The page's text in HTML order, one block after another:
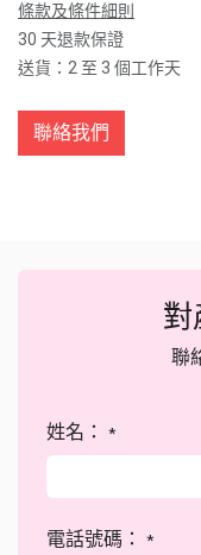
條款及條件細則
30 天退款保證
送貨：2 至 3 個工作天
聯絡我們
對
聯
姓名： *
電話號碼： *